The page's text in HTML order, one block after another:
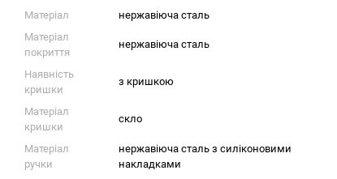
Матеріал
нержавіюча сталь
Матеріал
покриття
нержавіюча сталь
Наявність
кришки
з кришкою
Матеріал
кришки
скло
Матеріал
ручки
нержавіюча сталь з силіконовими
накладками